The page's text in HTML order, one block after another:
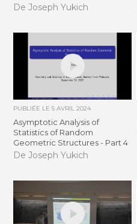
De Joseph Yukich
PUBLIÉE LE5 AVRIL 2024
Asymptotic Analysis of
Statistics of Random
Geometric Structures - Part 4
De Joseph Yukich